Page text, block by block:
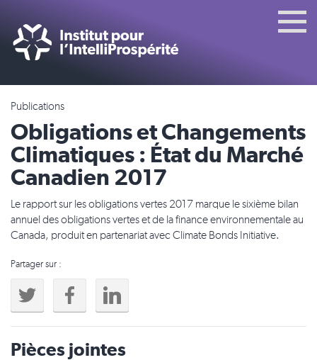
Publications
Obligations et Changements
Climatiques : État du Marché
Canadien 2017
Le rapport sur les obligations vertes 2017 marque le sixième bilan
annuel des obligations vertes et de la finance environnementale au
Canada, produit en partenariat avec Climate Bonds Initiative.
Partager sur :
Pièces jointes